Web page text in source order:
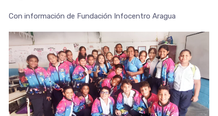
Con información de Fundación Infocentro Aragua